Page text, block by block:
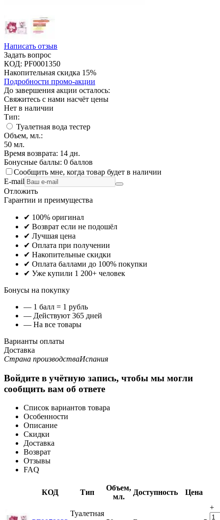
Написать отзыв
Задать вопрос
КОД: PF0001350
Накопительная скидка 15%
Подробности промо-акции
До завершения акции осталось:
Свяжитесь с нами насчёт цены
Нет в наличии
Тип:
Туалетная вода тестер
Объем, мл.:
50 мл.
Время возврата: 14 дн.
Бонусные баллы: 0 баллов
Сообщить мне, когда товар будет в наличии
E-mail
Отложить
Гарантии и преимущества
✔ 100% оригинал
✔ Возврат если не подошёл
✔ Лучшая цена
✔ Оплата при получении
✔ Накопительные скидки
✔ Оплата баллами до 100% покупки
✔ Уже купили 1 200+ человек
Бонусы на покупку
— 1 балл = 1 рубль
— Действуют 365 дней
— На все товары
Варианты оплаты
Доставка
Страна производстваИспания
Войдите в учётную запись, чтобы мы могли
сообщить вам об ответе
Список вариантов товара
Особенности
Описание
Скидки
Доставка
Возврат
Отзывы
FAQ
КОД Тип
Объем,
мл.
Доступность Цена
Туалетная
+